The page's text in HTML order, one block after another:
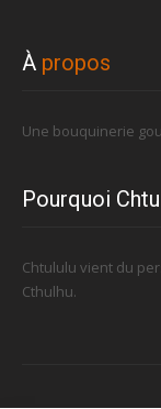
À propos
Une bouquinerie
Pourquoi
Chtululu vient du
Cthulhu.